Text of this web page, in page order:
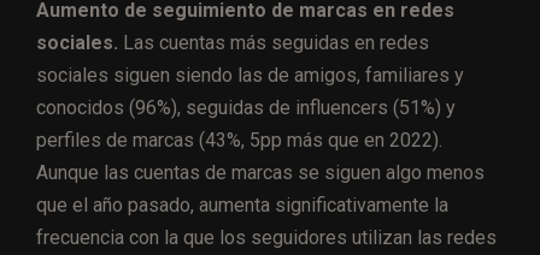
Aumento de seguimiento de marcas en redes
sociales. Las cuentas más seguidas en redes
sociales siguen siendo las de amigos, familiares y
conocidos (96%), seguidas de influencers (51%) y
perfiles de marcas (43%, 5pp más que en 2022).
Aunque las cuentas de marcas se siguen algo menos
que el año pasado, aumenta significativamente la
frecuencia con la que los seguidores utilizan las redes